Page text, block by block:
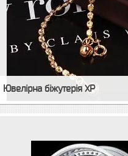
Ювелірна біжутерія XP